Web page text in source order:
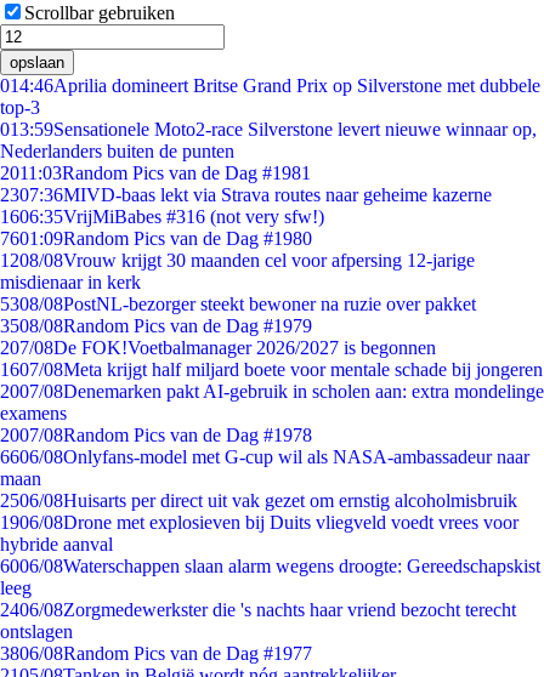
Scrollbar gebruiken
opslaan
014:46Aprilia domineert Britse Grand Prix op Silverstone met dubbele
top-3
013:59Sensationele Moto2-race Silverstone levert nieuwe winnaar op,
Nederlanders buiten de punten
2011:03Random Pics van de Dag #1981
2307:36MIVD-baas lekt via Strava routes naar geheime kazerne
1606:35VrijMiBabes #316 (not very sfw!)
7601:09Random Pics van de Dag #1980
1208/08Vrouw krijgt 30 maanden cel voor afpersing 12-jarige
misdienaar in kerk
5308/08PostNL-bezorger steekt bewoner na ruzie over pakket
3508/08Random Pics van de Dag #1979
207/08De FOK!Voetbalmanager 2026/2027 is begonnen
1607/08Meta krijgt half miljard boete voor mentale schade bij jongeren
2007/08Denemarken pakt AI-gebruik in scholen aan: extra mondelinge
examens
2007/08Random Pics van de Dag #1978
6606/08Onlyfans-model met G-cup wil als NASA-ambassadeur naar
maan
2506/08Huisarts per direct uit vak gezet om ernstig alcoholmisbruik
1906/08Drone met explosieven bij Duits vliegveld voedt vrees voor
hybride aanval
6006/08Waterschappen slaan alarm wegens droogte: Gereedschapskist
leeg
2406/08Zorgmedewerkster die 's nachts haar vriend bezocht terecht
ontslagen
3806/08Random Pics van de Dag #1977